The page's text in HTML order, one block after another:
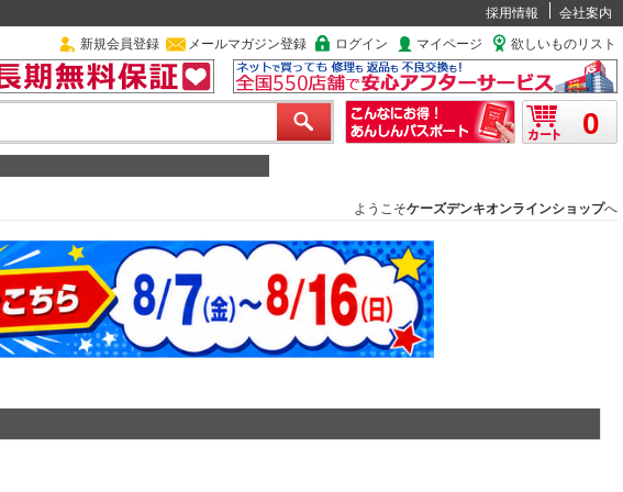
採用情報
会社案内
新規会員登録 メールマガジン登録 ログイン マイページ 欲しいものリスト
0
ようこそケーズデンキオンラインショップへ